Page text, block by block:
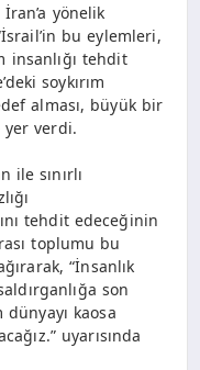
yönelik
bu eylemleri,
insanlığı tehdit
soykırım
alması, büyük bir
yer verdi.
ile sınırlı
tehdit edeceğinin
toplumu bu
“İnsanlık
son
kaosa
uyarısında